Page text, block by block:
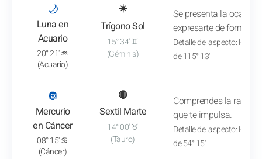
🌙
Luna en
Acuario
: Ver el análisis del tránsito
20° 21' ♒
(Acuario)
☀️
Trígono Sol
15° 34' ♊
(Géminis)
Se presenta la
expresarte de forma
Detalle del aspecto: Hacia
de 115° 13'
🔘
Mercurio
en Cáncer
: Ver el análisis del tránsito
08° 15' ♋
(Cáncer)
🔴
Sextil Marte
14° 00' ♉
(Tauro)
Comprendes la razón
que te impulsa.
Detalle del aspecto: Hacia
de 54° 15'